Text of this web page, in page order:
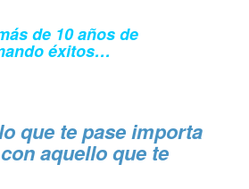
de 10 años de
éxitos…
que te pase importa
aquello que te